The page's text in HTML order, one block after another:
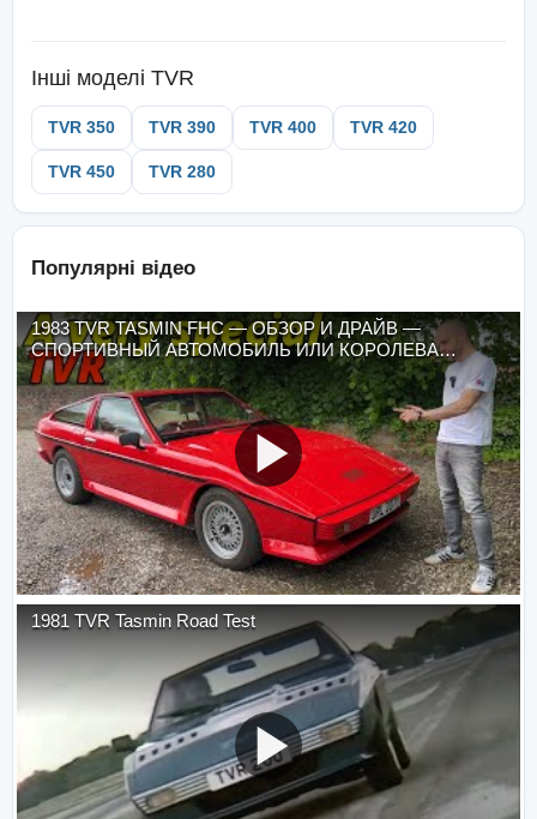
Інші моделі TVR
TVR 350 TVR 390 TVR 400 TVR 420
TVR 450 TVR 280
Популярні відео
1983 TVR TASMIN FHC — ОБЗОР И ДРАЙВ —
СПОРТИВНЫЙ АВТОМОБИЛЬ ИЛИ КОРОЛЕВА
ГАРАЖА?
1981 TVR Tasmin Road Test